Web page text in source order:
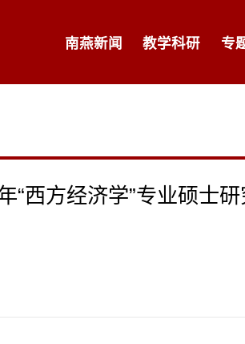
南燕新闻 教学科研 专
“西方经济学”专业硕士